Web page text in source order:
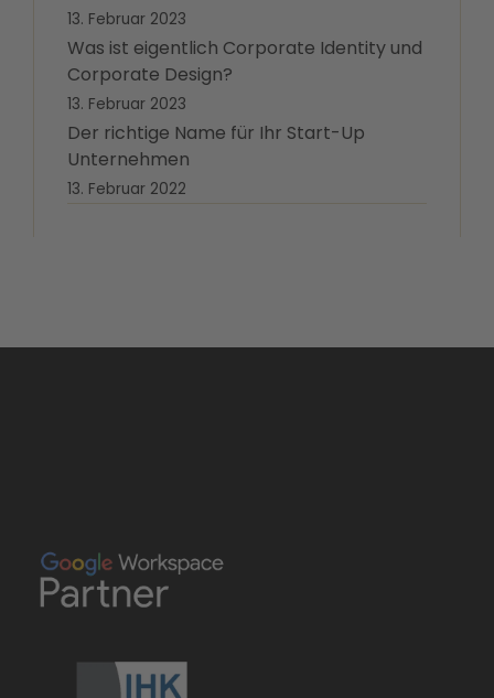
13. Februar 2023
Was ist eigentlich Corporate Identity und
Corporate Design?
13. Februar 2023
Der richtige Name für Ihr Start-Up
Unternehmen
13. Februar 2022